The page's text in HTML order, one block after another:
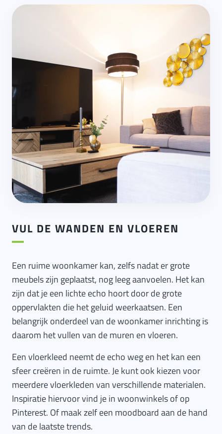
VUL DE WANDEN EN VLOEREN
Een ruime woonkamer kan, zelfs nadat er grote
meubels zijn geplaatst, nog leeg aanvoelen. Het kan
zijn dat je een lichte echo hoort door de grote
oppervlakten die het geluid weerkaatsen. Een
belangrijk onderdeel van de woonkamer inrichting is
daarom het vullen van de muren en vloeren.
Een vloerkleed neemt de echo weg en het kan een
sfeer creëren in de ruimte. Je kunt ook kiezen voor
meerdere vloerkleden van verschillende materialen.
Inspiratie hiervoor vind je in woonwinkels of op
Pinterest. Of maak zelf een moodboard aan de hand
van de laatste trends.